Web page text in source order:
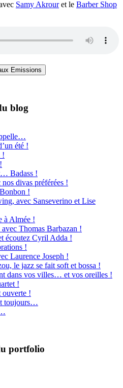
Samy Akrouret le Barber Shop
Emissions
blog
été !
!
Badass !
divas préférées !
!
avec Sanseverino et Lise
à Almée !
Thomas Barbazan !
écoutez Cyril Adda !
!
Laurence Joseph !
le jazz se fait soft et bossa !
dans vos villes… et vos oreilles !
!
ouverte !
toujours…
portfolio